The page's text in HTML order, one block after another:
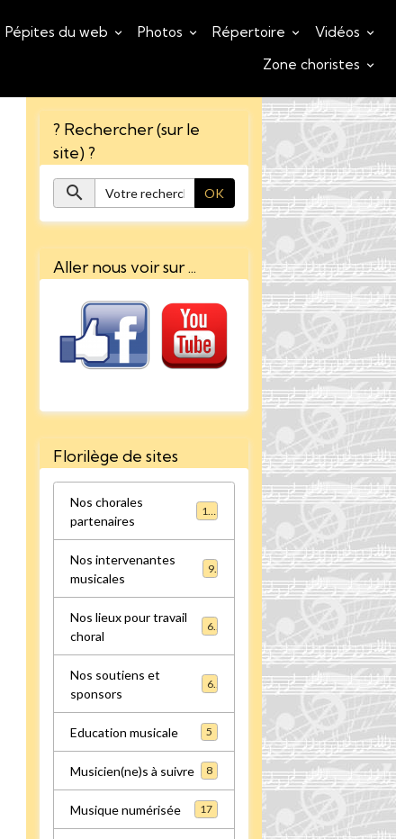
Pépites du web Photos Répertoire
Vidéos
Zone choristes
? Rechercher (sur le
site) ?
OK
Aller nous voir sur ...
Florilège de sites
Nos chorales
partenaires
Nos intervenantes
musicales
9
Nos lieux pour travail
choral
Nos soutiens et
sponsors
6
Education musicale 5
Musicien(ne)s à suivre 8
Musique numérisée 17